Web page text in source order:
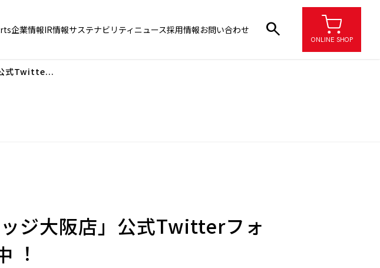
企業情報IR情報サステナビリティ ニュース採用情報お問い合わせ search
ONLINE SHOP
式Twitte...
ジ大阪店」公式Twitterフォ
︕